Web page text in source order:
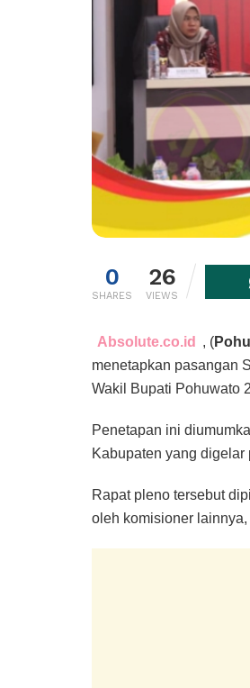
0
SHARES
26
VIEWS
Absolute.co.id , (
menetapkan pasangan
Wakil Bupati Pohuwato
Penetapan ini
Kabupaten yang
Rapat pleno tersebut
oleh komisioner